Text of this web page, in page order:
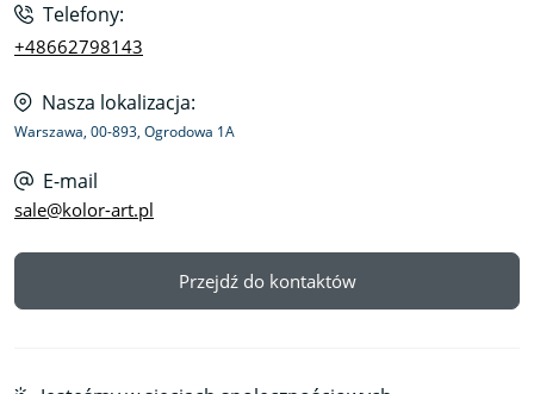
Telefony:
+48662798143
Nasza lokalizacja:
Warszawa, 00-893, Ogrodowa 1A
E-mail
sale@kolor-art.pl
Przejdź do kontaktów